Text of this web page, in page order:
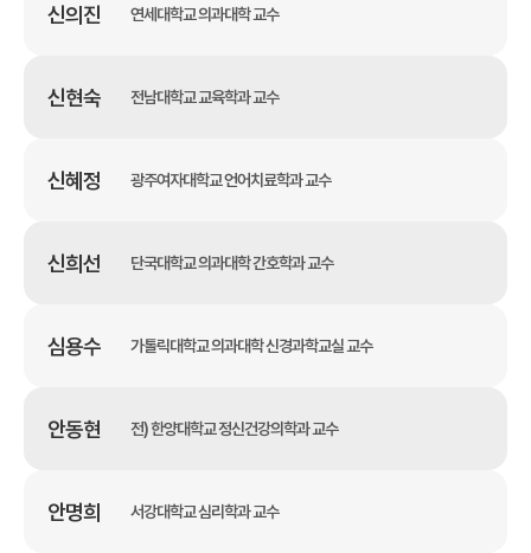
신의진 연세대학교 의과대학 교수
신현숙 전남대학교 교육학과 교수
신혜정 광주여자대학교 언어치료학과 교수
신희선 단국대학교 의과대학 간호학과 교수
심용수 가톨릭대학교 의과대학 신경과학교실 교수
안동현 전) 한양대학교 정신건강의학과 교수
안명희 서강대학교 심리학과 교수